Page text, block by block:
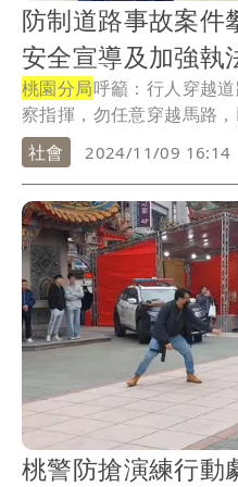
防制道路事故案
安全宣導及加強執
桃園分局呼籲：行人穿越
察指揮，勿任意穿越馬路
經路...
社會 2024/11/09 16:14
桃警防搶演練行